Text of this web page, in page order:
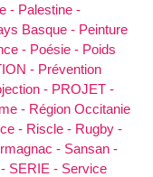
- Palestine -
Basque - Peinture
- Poésie - Poids
- Prévention
- PROJET -
- Région Occitanie
- Riscle - Rugby -
- Sansan -
SERIE - Service